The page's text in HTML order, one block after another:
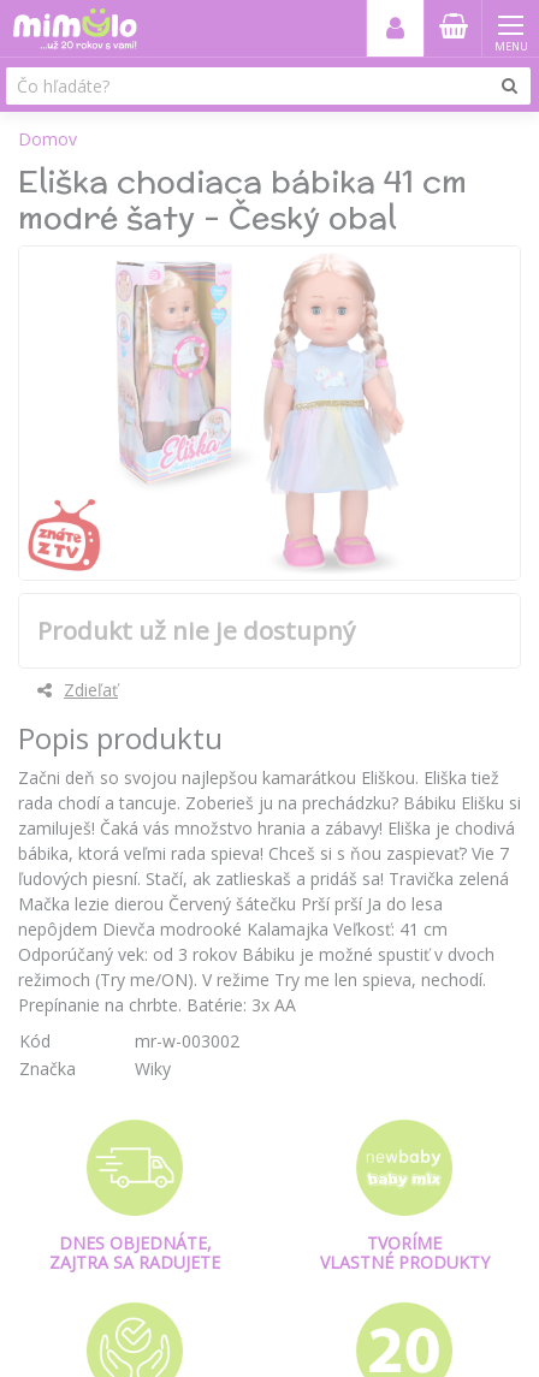
MENU
Domov
Eliška chodiaca bábika 41 cm
modré šaty - Český obal
Produkt už nie je dostupný
Zdieľať
Popis produktu
Začni deň so svojou najlepšou kamarátkou Eliškou. Eliška tiež
rada chodí a tancuje. Zoberieš ju na prechádzku? Bábiku Elišku si
zamiluješ! Čaká vás množstvo hrania a zábavy! Eliška je chodivá
bábika, ktorá veľmi rada spieva! Chceš si s ňou zaspievať? Vie 7
ľudových piesní. Stačí, ak zatlieskaš a pridáš sa! Travička zelená
Mačka lezie dierou Červený šátečku Prší prší Ja do lesa
nepôjdem Dievča modrooké Kalamajka Veľkosť: 41 cm
Odporúčaný vek: od 3 rokov Bábiku je možné spustiť v dvoch
režimoch (Try me/ON). V režime Try me len spieva, nechodí.
Prepínanie na chrbte. Batérie: 3x AA
Kód
mr-w-003002
Značka
Wiky
DNES OBJEDNÁTE,
ZAJTRA SA RADUJETE
TVORÍME
VLASTNÉ PRODUKTY